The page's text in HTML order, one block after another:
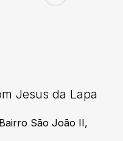
Jesus da Lapa
São João II,